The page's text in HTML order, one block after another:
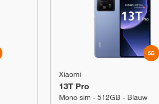
Xiaomi
13T Pro
Mono sim - 512GB - Blauw